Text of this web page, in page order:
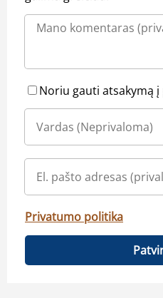
Noriu gauti atsakymą
Privatumo politika